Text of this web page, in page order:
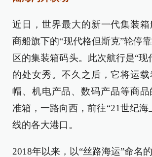
近日，世界最大的新一代集装
商船旗下的“现代格但斯克”轮停
区的集装箱码头。此次航行是“现
的处女秀。不久之后，它将运
帽、机电产品、数码产品等商品
准箱，一路向西，前往“21世纪海
线的各大港口。
2018年以来，以“丝路海运”命名